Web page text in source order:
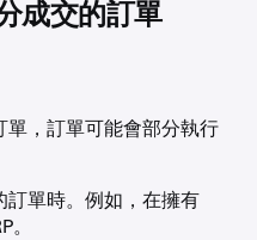
成交的訂單
，訂單可能會部分執行
單時。例如，在擁有